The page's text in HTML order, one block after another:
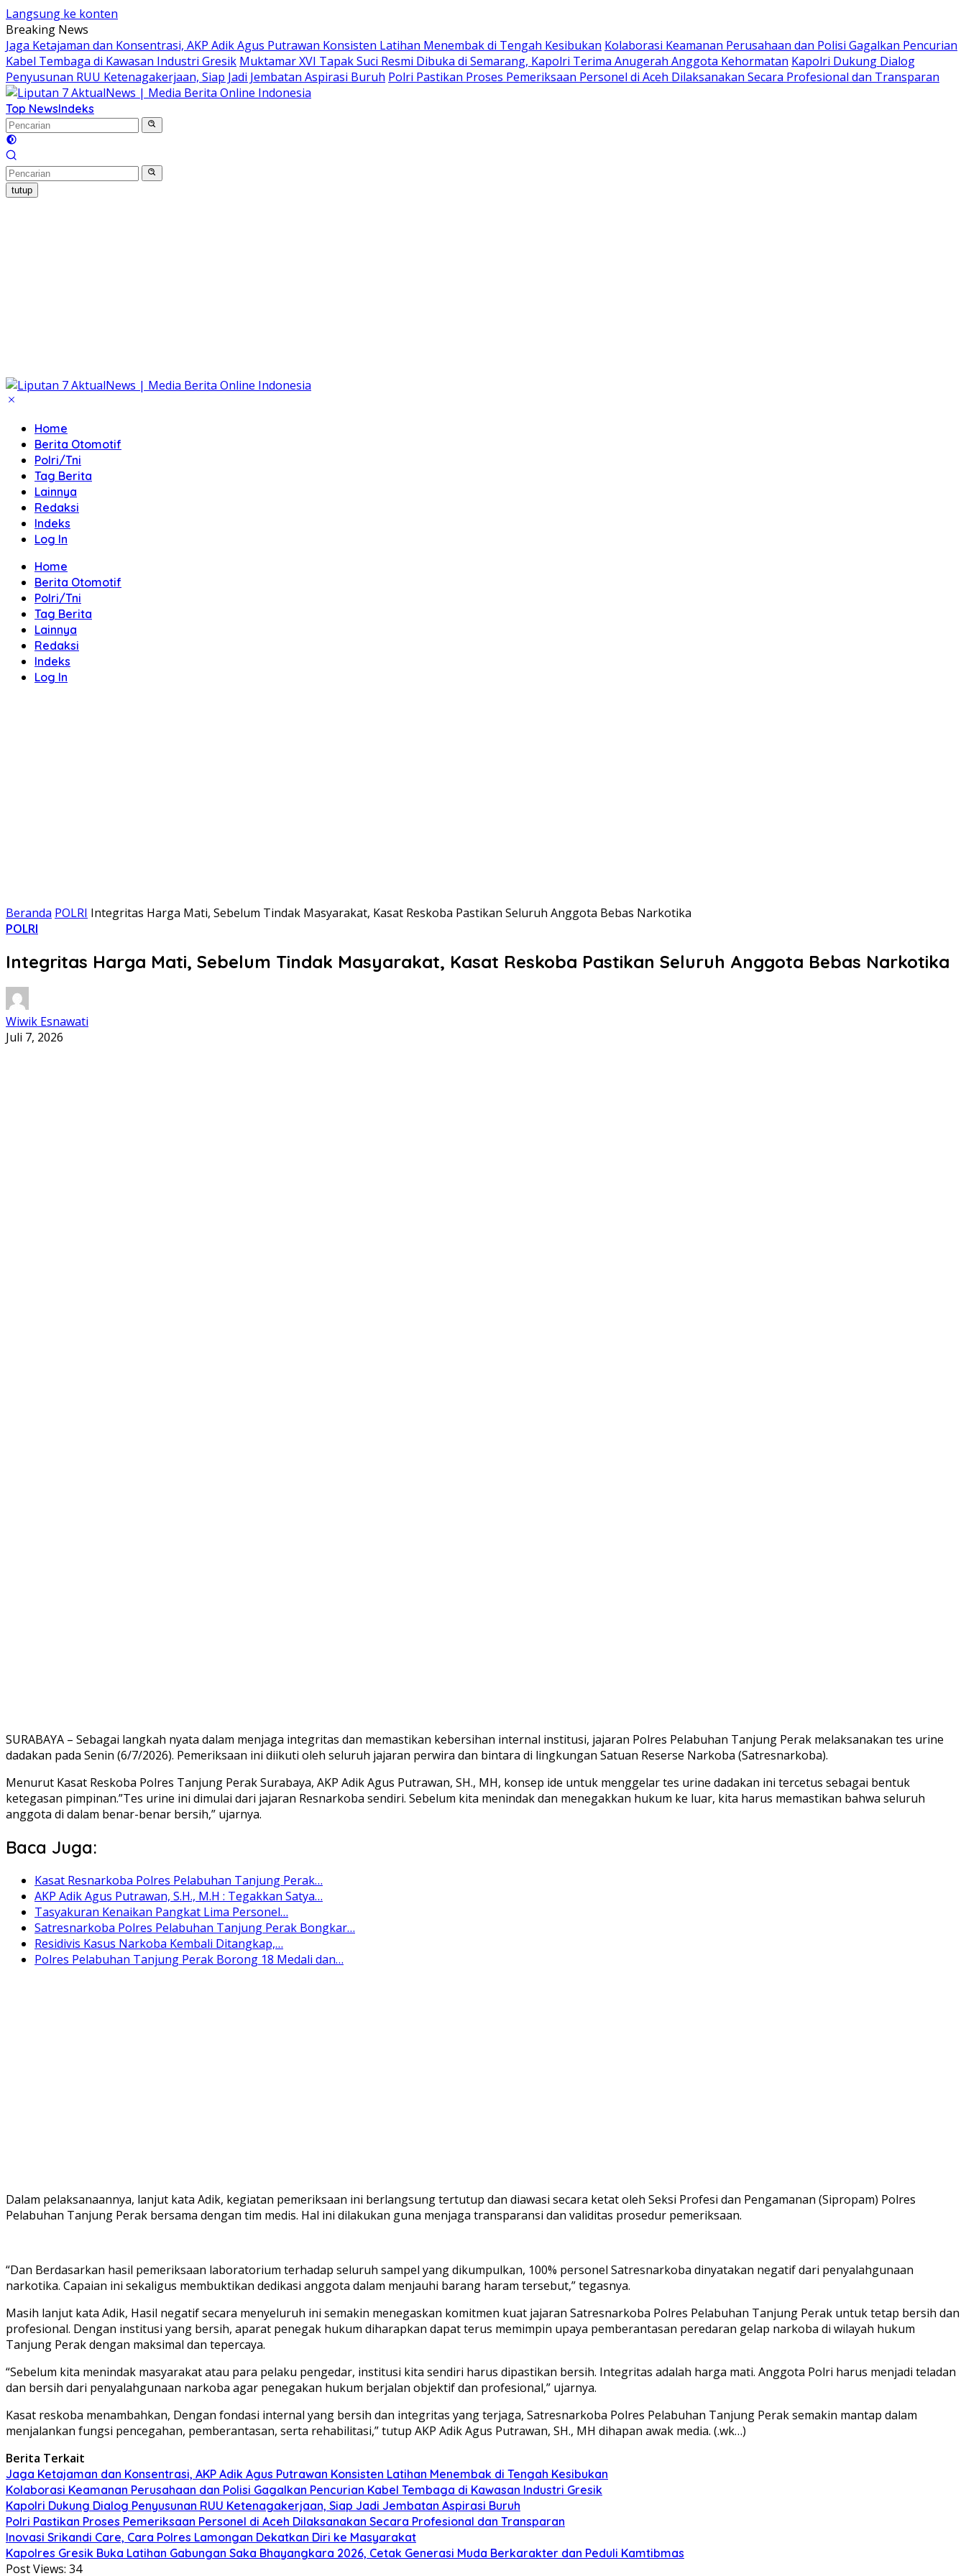
Langsung ke konten
Breaking News
Jaga Ketajaman dan Konsentrasi, AKP Adik Agus Putrawan Konsisten Latihan Menembak di Tengah Kesibukan Kolaborasi Keamanan Perusahaan dan Polisi Gagalkan Pencurian
Kabel Tembaga di Kawasan Industri Gresik Muktamar XVI Tapak Suci Resmi Dibuka di Semarang, Kapolri Terima Anugerah Anggota Kehormatan Kapolri Dukung Dialog
Penyusunan RUU Ketenagakerjaan, Siap Jadi Jembatan Aspirasi Buruh Polri Pastikan Proses Pemeriksaan Personel di Aceh Dilaksanakan Secara Profesional dan Transparan
Top NewsIndeks
tutup
Home
Berita Otomotif
Polri/Tni
Tag Berita
Lainnya
Redaksi
Indeks
Log In
Home
Berita Otomotif
Polri/Tni
Tag Berita
Lainnya
Redaksi
Indeks
Log In
Beranda POLRI Integritas Harga Mati, Sebelum Tindak Masyarakat, Kasat Reskoba Pastikan Seluruh Anggota Bebas Narkotika
POLRI
Integritas Harga Mati, Sebelum Tindak Masyarakat, Kasat Reskoba Pastikan Seluruh Anggota Bebas Narkotika
Wiwik Esnawati
Juli 7, 2026
SURABAYA – Sebagai langkah nyata dalam menjaga integritas dan memastikan kebersihan internal institusi, jajaran Polres Pelabuhan Tanjung Perak melaksanakan tes urine
dadakan pada Senin (6/7/2026). Pemeriksaan ini diikuti oleh seluruh jajaran perwira dan bintara di lingkungan Satuan Reserse Narkoba (Satresnarkoba).
Menurut Kasat Reskoba Polres Tanjung Perak Surabaya, AKP Adik Agus Putrawan, SH., MH, konsep ide untuk menggelar tes urine dadakan ini tercetus sebagai bentuk
ketegasan pimpinan.”Tes urine ini dimulai dari jajaran Resnarkoba sendiri. Sebelum kita menindak dan menegakkan hukum ke luar, kita harus memastikan bahwa seluruh
anggota di dalam benar-benar bersih,” ujarnya.
Baca Juga:
Kasat Resnarkoba Polres Pelabuhan Tanjung Perak…
AKP Adik Agus Putrawan, S.H., M.H : Tegakkan Satya…
Tasyakuran Kenaikan Pangkat Lima Personel…
Satresnarkoba Polres Pelabuhan Tanjung Perak Bongkar…
Residivis Kasus Narkoba Kembali Ditangkap,…
Polres Pelabuhan Tanjung Perak Borong 18 Medali dan…
Dalam pelaksanaannya, lanjut kata Adik, kegiatan pemeriksaan ini berlangsung tertutup dan diawasi secara ketat oleh Seksi Profesi dan Pengamanan (Sipropam) Polres
Pelabuhan Tanjung Perak bersama dengan tim medis. Hal ini dilakukan guna menjaga transparansi dan validitas prosedur pemeriksaan.
“Dan Berdasarkan hasil pemeriksaan laboratorium terhadap seluruh sampel yang dikumpulkan, 100% personel Satresnarkoba dinyatakan negatif dari penyalahgunaan
narkotika. Capaian ini sekaligus membuktikan dedikasi anggota dalam menjauhi barang haram tersebut,” tegasnya.
Masih lanjut kata Adik, Hasil negatif secara menyeluruh ini semakin menegaskan komitmen kuat jajaran Satresnarkoba Polres Pelabuhan Tanjung Perak untuk tetap bersih dan
profesional. Dengan institusi yang bersih, aparat penegak hukum diharapkan dapat terus memimpin upaya pemberantasan peredaran gelap narkoba di wilayah hukum
Tanjung Perak dengan maksimal dan tepercaya.
“Sebelum kita menindak masyarakat atau para pelaku pengedar, institusi kita sendiri harus dipastikan bersih. Integritas adalah harga mati. Anggota Polri harus menjadi teladan
dan bersih dari penyalahgunaan narkoba agar penegakan hukum berjalan objektif dan profesional,” ujarnya.
Kasat reskoba menambahkan, Dengan fondasi internal yang bersih dan integritas yang terjaga, Satresnarkoba Polres Pelabuhan Tanjung Perak semakin mantap dalam
menjalankan fungsi pencegahan, pemberantasan, serta rehabilitasi,” tutup AKP Adik Agus Putrawan, SH., MH dihapan awak media. (.wk…)
Berita Terkait
Jaga Ketajaman dan Konsentrasi, AKP Adik Agus Putrawan Konsisten Latihan Menembak di Tengah Kesibukan
Kolaborasi Keamanan Perusahaan dan Polisi Gagalkan Pencurian Kabel Tembaga di Kawasan Industri Gresik
Kapolri Dukung Dialog Penyusunan RUU Ketenagakerjaan, Siap Jadi Jembatan Aspirasi Buruh
Polri Pastikan Proses Pemeriksaan Personel di Aceh Dilaksanakan Secara Profesional dan Transparan
Inovasi Srikandi Care, Cara Polres Lamongan Dekatkan Diri ke Masyarakat
Kapolres Gresik Buka Latihan Gabungan Saka Bhayangkara 2026, Cetak Generasi Muda Berkarakter dan Peduli Kamtibmas
Post Views: 34